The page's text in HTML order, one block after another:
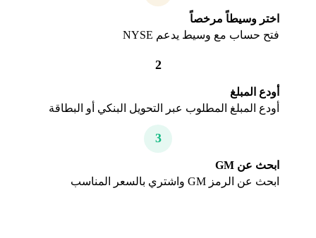
اختر وسيطاً مرخصاً
فتح حساب مع وسيط يدعم NYSE
2
أودع المبلغ
أودع المبلغ المطلوب عبر التحويل البنكي أو البطاقة
3
ابحث عن GM
ابحث عن الرمز GM واشتري بالسعر المناسب